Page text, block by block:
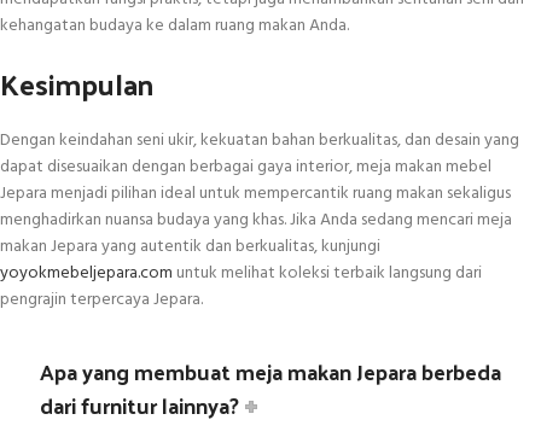
kehangatan budaya ke dalam ruang makan Anda.
Kesimpulan
Dengan keindahan seni ukir, kekuatan bahan berkualitas, dan desain yang
dapat disesuaikan dengan berbagai gaya interior, meja makan mebel
Jepara menjadi pilihan ideal untuk mempercantik ruang makan sekaligus
menghadirkan nuansa budaya yang khas. Jika Anda sedang mencari meja
makan Jepara yang autentik dan berkualitas, kunjungi
yoyokmebeljepara.com untuk melihat koleksi terbaik langsung dari
pengrajin terpercaya Jepara.
Apa yang membuat meja makan Jepara berbeda
dari furnitur lainnya?